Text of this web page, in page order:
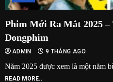
Phim Mới Ra Mắt 2025
Dongphim
ADMIN 9 THÁNG AGO
Năm 2025 được xem là một năm
READ MORE..